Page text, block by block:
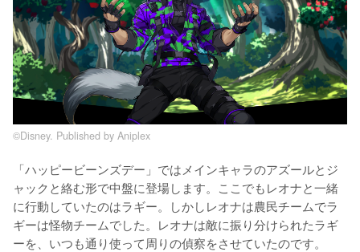
©Disney. Published by Aniplex
「ハッピービーンズデー」ではメインキャラのアズールとジ
ャックと絡む形で中盤に登場します。ここでもレオナと一緒
に行動していたのはラギー。しかしレオナは農民チームでラ
ギーは怪物チームでした。レオナは敵に振り分けられたラギ
ーを、いつも通り使って周りの偵察をさせていたのです。